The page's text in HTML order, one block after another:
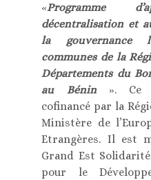
«Programme
décentralisation et
la gouvernance
communes de la
Départements du
au Bénin». Ce
cofinancé par la
Ministère de
Etrangères. Il est
Grand Est
pour le